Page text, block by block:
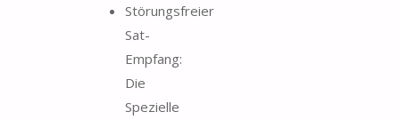
Störungsfreier
Sat-
Empfang:
Die
Spezielle